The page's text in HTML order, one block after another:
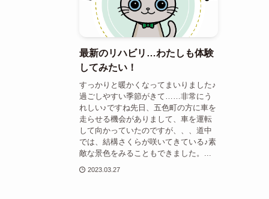
最新のリハビリ…わたしも体験
してみたい！
すっかりと暖かくなってまいりました♪
過ごしやすい季節がきて……非常にう
れしい♪ですね先日、五色町の方に車を
走らせる機会がありまして、車を運転
して向かっていたのですが、、、道中
では、結構さくらが咲いてきている♪素
敵な景色をみることもできました。...
2023.03.27